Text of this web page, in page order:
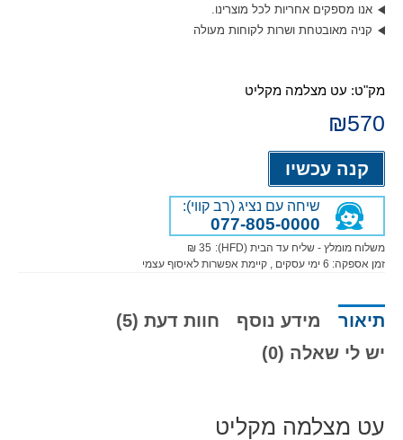
אנו מספקים אחריות לכל מוצרינו.
קניה מאובטחת ושרות לקוחות מעולה
מק"ט: עט מצלמה מקליט
₪570
קנה עכשיו
שיחה עם נציג (רב קווי):
077-805-0000
משלוח מומלץ - שליח עד הבית (HFD):
35 ₪
זמן אספקה: 6 ימי עסקים , קיימת אפשרות לאיסוף עצמי
תיאור מידע נוסף
חוות דעת (5)
יש לי שאלה (0)
עט מצלמה מקליט